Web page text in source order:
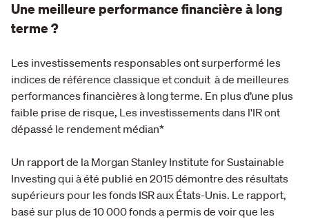
Une meilleure performance financière à long
terme ?
Les investissements responsables ont surperformé les
indices de référence classique et conduit à de meilleures
performances financières à long terme. En plus d’une plus
faible prise de risque, Les investissements dans l'IR ont
dépassé le rendement médian*
Un rapport de la Morgan Stanley Institute for Sustainable
Investing qui à été publié en 2015 démontre des résultats
supérieurs pour les fonds ISR aux États-Unis. Le rapport,
basé sur plus de 10 000 fonds a permis de voir que les